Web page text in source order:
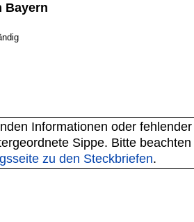
Bayern
Informationen oder
Sippe. Bitte
zu den Steckbriefen.